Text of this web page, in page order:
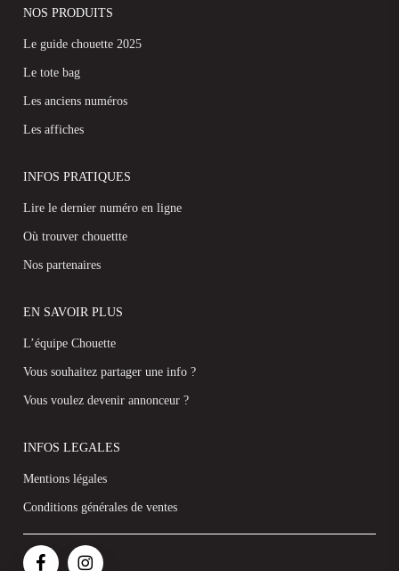
NOS PRODUITS
Le guide chouette 2025
Le tote bag
Les anciens numéros
Les affiches
INFOS PRATIQUES
Lire le dernier numéro en ligne
Où trouver chouettte
Nos partenaires
EN SAVOIR PLUS
L’équipe Chouette
Vous souhaitez partager une info ?
Vous voulez devenir annonceur ?
INFOS LEGALES
Mentions légales
Conditions générales de ventes